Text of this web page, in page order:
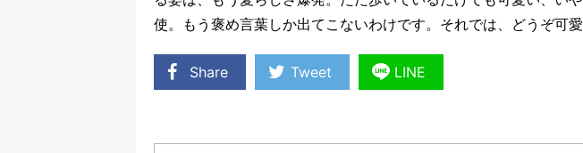
使。もう褒め言葉しか出てこないわけです。それでは、どうぞ可
Share Tweet LINE